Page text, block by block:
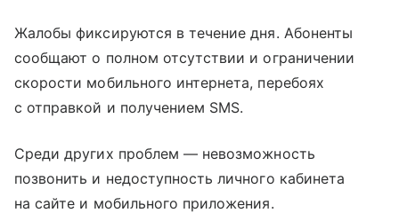
Жалобы фиксируются в течение дня. Абоненты
сообщают о полном отсутствии и ограничении
скорости мобильного интернета, перебоях
с отправкой и получением SMS.
Среди других проблем — невозможность
позвонить и недоступность личного кабинета
на сайте и мобильного приложения.